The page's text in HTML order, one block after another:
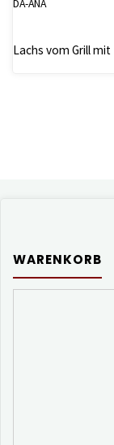
DA-ANA
Lachs vom Grill
WARENKORB